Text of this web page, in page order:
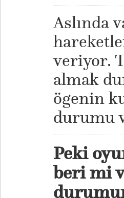
Aslında
veriyor.
almak
ögenin
durumu
Peki
beri mi